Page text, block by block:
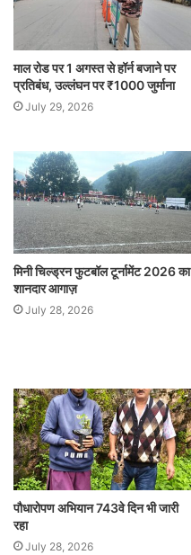
माल रोड पर 1 अगस्त से हॉर्न बजाने पर
प्रतिबंध, उल्लंघन पर ₹1000 जुर्माना
July 29, 2026
मिनी चिल्ड्रन फुटबॉल टूर्नामेंट 2026 का
शानदार आगाज़
July 28, 2026
पौधारोपण अभियान 743वे दिन भी जारी
रहा
July 28, 2026